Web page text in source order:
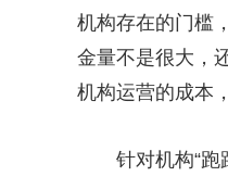
机构存在的门槛
金量不是很大，
机构运营的成本
针对机构“跑路